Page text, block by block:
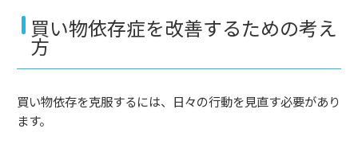
買い物依存症を改善するための考え
方
買い物依存を克服するには、日々の行動を見直す必要があり
ます。